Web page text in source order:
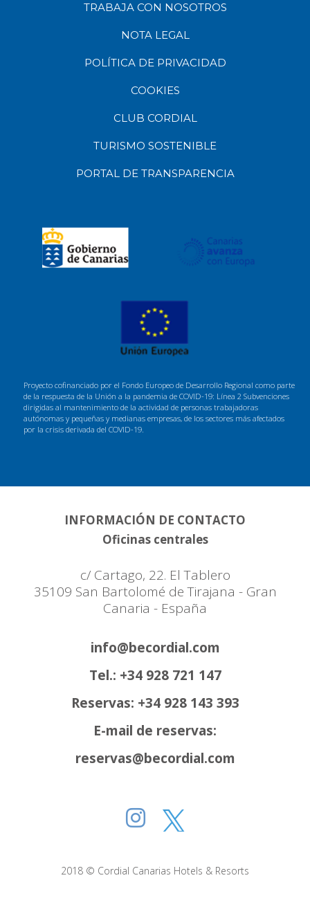
TRABAJA CON NOSOTROS
NOTA LEGAL
POLÍTICA DE PRIVACIDAD
COOKIES
CLUB CORDIAL
TURISMO SOSTENIBLE
PORTAL DE TRANSPARENCIA
Proyecto cofinanciado por el Fondo Europeo de Desarrollo Regional como parte
de la respuesta de la Unión a la pandemia de COVID-19: Línea 2 Subvenciones
dirigidas al mantenimiento de la actividad de personas trabajadoras
autónomas y pequeñas y medianas empresas, de los sectores más afectados
por la crisis derivada del COVID-19.
INFORMACIÓN DE CONTACTO
Oficinas centrales
c/ Cartago, 22. El Tablero
35109 San Bartolomé de Tirajana - Gran
Canaria - España
info@becordial.com
Tel.: +34 928 721 147
Reservas: +34 928 143 393
E-mail de reservas:
reservas@becordial.com
2018 © Cordial Canarias Hotels & Resorts